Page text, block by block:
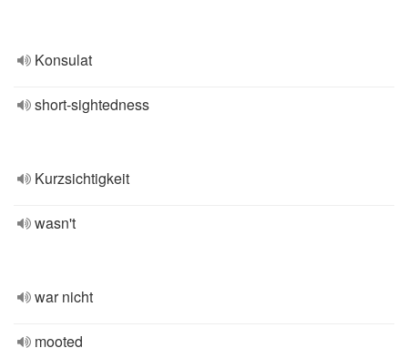
Konsulat
short-sightedness
Kurzsichtigkeit
wasn't
war nicht
mooted